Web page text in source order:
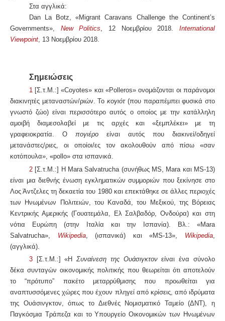
Στα αγγλικά:
Dan La Botz, «Migrant Caravans Challenge the Continent’s
Governments», New Politics, 12 Νοεμβρίου 2018.
International
Viewpoint, 13 Νοεμβρίου 2018.
Σημειώσεις
1 [Σ.τ.Μ.:] «Coyotes» και «Polleros» ονομάζονται οι παράνομοι
διακινητές μεταναστών/ριών. Τοκογιότ(που παραπέμπει φυσικά στο
γνωστό ζώο) είναι περισσότερο αυτός ο οποίος με την κατάλληλη
αμοιβή διαμεσολαβεί με τις αρχές και «ξεμπλέκει» με τη
γραφειοκρατία. Ο πογιέρο είναι αυτός που διακινεί/οδηγεί
μετανάστες/ριες, οι οποίοι/ες τον ακολουθούν από πίσω «σαν
κοτόπουλα», «pollo» στα ισπανικά.
2 [Σ.τ.Μ.:] Η Mara Salvatrucha (συνήθως MS, Mara και MS-13)
είναι μια διεθνής ένωση εγκληματικών συμμοριών που ξεκίνησε στο
Λος Άντζελεςτη δεκαετία του 1980και επεκτάθηκε σε άλλες περιοχές
των Ηνωμένων Πολιτειών, του Καναδά, του Μεξικού, της Βόρειας
Κεντρικής Αμερικής (Γουατεμάλα, Ελ Σαλβαδόρ, Ονδούρα) και στη
νότια Ευρώπη (στην Ιταλία και την Ισπανία). Βλ.: «Mara
Salvatrucha», Wikipedia, (ισπανικά) και «MS-13», Wikipedia
(αγγλικά).
3[Σ.τ.Μ.:] «ΗΣυναίνεση της Ουάσιγκτονείναι ένα σύνολο
δέκα συνταγών οικονομικής πολιτικής που θεωρείται ότι αποτελούν
το“πρότυπο” πακέτο μεταρρύθμισης που προωθείται για
αναπτυσσόμενες χώρες που έχουν πληγεί από κρίσεις, από ιδρύματα
της Ουάσινγκτον, όπως το Διεθνές Νομισματικό Ταμείο (ΔΝΤ), η
Παγκόσμια Τράπεζα και τοΥπουργείο Οικονομικών των Ηνωμένων